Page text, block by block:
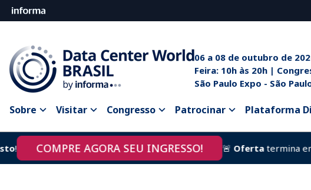
06 a 08 de outubro de
Feira: 10h às
São Paulo Expo - São
Sobre Visitar Congresso Patrocinar Plataforma
COMPRE AGORA SEU INGRESSO! Ofertatermina em